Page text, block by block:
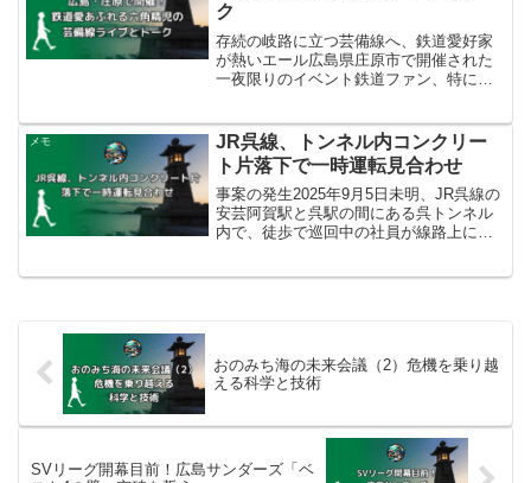
ク
存続の岐路に立つ芸備線へ、鉄道愛好家
が熱いエール広島県庄原市で開催された
一夜限りのイベント鉄道ファン、特に
続の議論が続いているJR芸備線を応援す
るため、2025年9月...
メモ
JR呉線、トンネル内コンクリー
ト片落下で一時運転見合わせ
事案の発生2025年9月5日未明、JR呉線の
安芸阿賀駅と呉駅の間にある呉トンネル
内で、徒歩で巡回中の社員が線路上にコ
おのみち海の未来会議（2）危機を乗り越
える科学と技術
SVリーグ開幕目前！広島サンダーズ「ベ